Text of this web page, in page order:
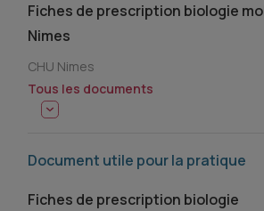
Fiches de prescription biologie
Nimes
CHU Nimes
Tous les documents
Document utile pour la pratique
Fiches de prescription biologie